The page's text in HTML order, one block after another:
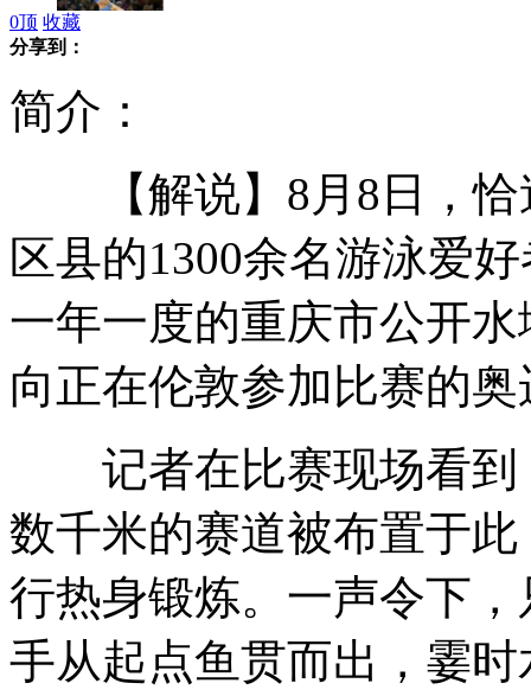
刘亦菲孙菲菲 韩国人眼中的中国美女
孕妇乘车无人理 另一孕妇无奈让座
美国“好奇”号探测器被恶搞
生吃西红柿等于吸二手烟？
0顶 收藏
分享到：
简介：
【解说】8月8日，恰
区县的1300余名游泳爱
一年一度的重庆市公开
向正在伦敦参加比赛的
记者在比赛现场看到
数千米的赛道被布置于
行热身锻炼。一声令下
手从起点鱼贯而出，霎